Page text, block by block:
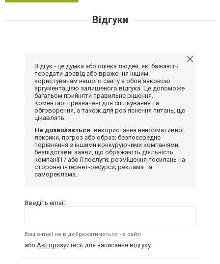
Відгуки
Відгук - це думка або оцінка людей, які бажають
передати досвід або враження іншим
користувачам нашого сайту з обов'язковою
аргументацією залишеного відгука. Це допоможе
багатьом прийняти правильне рішення.
Коментарі призначені для спілкування та
обговорення, а також для роз'яснення питань, що
цікавлять.
Не дозволяється: використання ненормативної
лексики, погроз або образ; безпосереднє
порівняння з іншими конкуруючими компаніями;
безпідставні заяви, що ображають діяльність
компанії і / або її послуги; розміщення посилань на
сторонні інтернет-ресурси; реклама та
самореклама.
Введіть email:
Ваш e-mail не відображатиметься на сайті
або Авторизуйтесь для написання відгуку